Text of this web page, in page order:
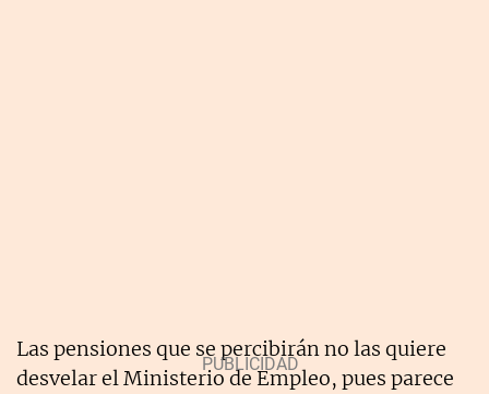
Las pensiones que se percibirán no las quiere
desvelar el Ministerio de Empleo, pues parece